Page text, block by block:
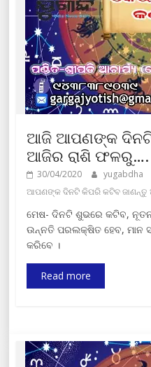
ଆଜି ଆପଣଙ୍କ ଦିନଟି
ଆଜିର ରାଶି ଫଳରୁ….
30/04/2020 yugabdha
ଆପଣଙ୍କ ଦିନଟି କିପରି କଟିବ ଜାଣନ୍ତୁ
ମେଷ- ଦିନଟି ଶୁଭରେ କଟିବ,
ଉନ୍ନତି ପରଲକ୍ଷିତ ହେବ, ମାନ
କରିବେ ।
Read more